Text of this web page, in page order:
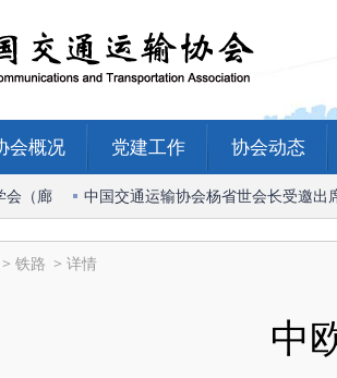
会概况 党建工作 协会动态
中国交通运输协会杨省世会长受邀出席
> 铁路 > 详情
中